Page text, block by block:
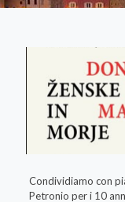
Condividiamo con
Petronio per i 10